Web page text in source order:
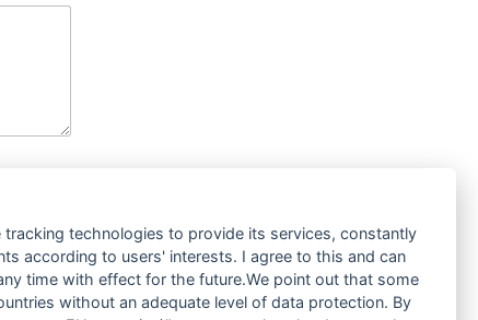
technologies to provide its services, constantly
according to users' interests. I agree to this and can
time with effect for the future.We point out that some
without an adequate level of data protection. By